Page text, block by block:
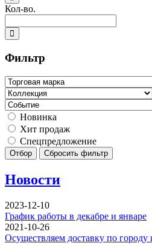
Кол-во.
Фильтр
Новинка
Хит продаж
Спецпредложение
Отбор Сбросить фильтр
Новости
2023-12-10
График работы в декабре и январе
2021-10-26
Осуществляем доставку по городу